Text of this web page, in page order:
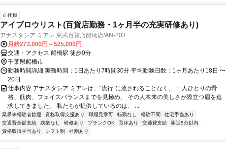
正社員
アイブロウリスト(百貨店勤務・1ヶ月半の充実研修あり)
アナスタシア ミアレ 東武百貨店船橋店/AN-203
月給273,000円～525,000円
交通・アクセス 船橋駅 徒歩0分
千葉県船橋市
勤務時間詳細 実働時間：1日あたり7時間30分 平均勤務日数：1ヶ月あたり18日 〜
20日
仕事内容 アナスタシア ミアレは、“流行”に流されることなく、 一人ひとりの骨
格、筋肉、フェイスバランスまでを見極め、 その人本来の美しさが際立つ眉を追
求してきました。 私たちが提供しているのは、 ...
業界未経験者歓迎 資格取得支援あり 職場見学可 転勤なし 経験不問
住宅手当あり
交通費全額支給
残業なし 研修あり ブランクOK 育休あり 交通費支給
駅近5分以内
資格取得手当あり
シフト制 社割あり